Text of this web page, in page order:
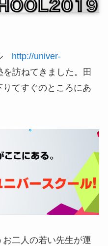
http://univer-
を訪ねてきました。田
てすぐのところにあ
二人の若い先生が運